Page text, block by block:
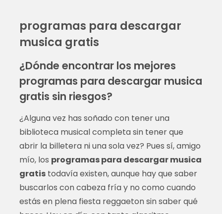
programas para descargar
musica gratis
¿Dónde encontrar los mejores
programas para descargar musica
gratis sin riesgos?
¿Alguna vez has soñado con tener una
biblioteca musical completa sin tener que
abrir la billetera ni una sola vez? Pues sí, amigo
mío, los programas para descargar musica
gratistodavía existen, aunque hay que saber
buscarlos con cabeza fría y no como cuando
estás en plena fiesta reggaeton sin saber qué